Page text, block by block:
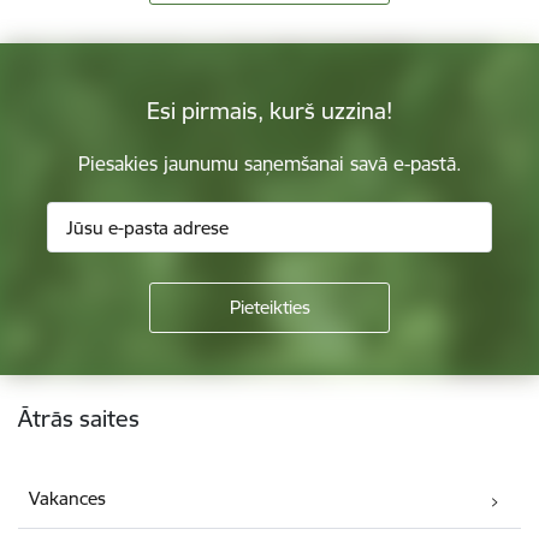
Esi pirmais, kurš uzzina!
Piesakies jaunumu saņemšanai savā e-pastā.
Kājene
Ātrās saites
Vakances